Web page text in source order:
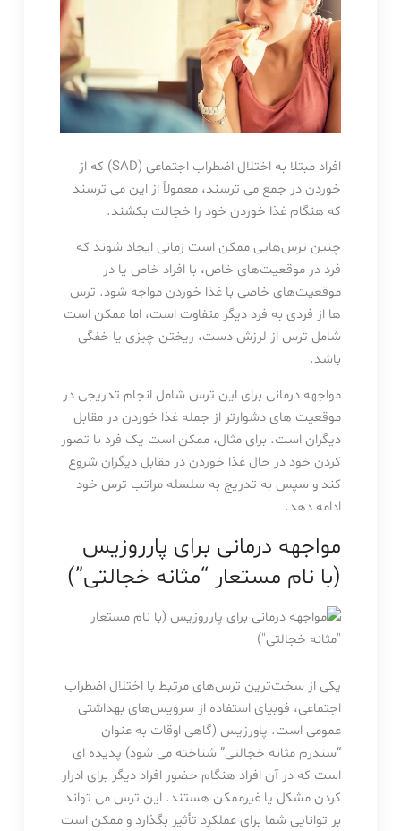
افراد مبتلا به اختلال اضطراب اجتماعی (SAD) که از
خوردن در جمع می ترسند، معمولاً از این می ترسند
که هنگام غذا خوردن خود را خجالت بکشند.
چنین ترس‌هایی ممکن است زمانی ایجاد شوند که
فرد در موقعیت‌های خاص، با افراد خاص یا در
موقعیت‌های خاصی با غذا خوردن مواجه شود. ترس
ها از فردی به فرد دیگر متفاوت است، اما ممکن است
شامل ترس از لرزش دست، ریختن چیزی یا خفگی
باشد.
مواجهه درمانی برای این ترس شامل انجام تدریجی در
موقعیت های دشوارتر از جمله غذا خوردن در مقابل
دیگران است. برای مثال، ممکن است یک فرد با تصور
کردن خود در حال غذا خوردن در مقابل دیگران شروع
کند و سپس به تدریج به سلسله مراتب ترس خود
ادامه دهد.
مواجهه درمانی برای پارروزیس
(با نام مستعار “مثانه خجالتی”)
یکی از سخت‌ترین ترس‌های مرتبط با اختلال اضطراب
اجتماعی، فوبیای استفاده از سرویس‌های بهداشتی
عمومی است. پاورزیس (گاهی اوقات به عنوان
“سندرم مثانه خجالتی” شناخته می شود) پدیده ای
است که در آن افراد هنگام حضور افراد دیگر برای ادرار
کردن مشکل یا غیرممکن هستند. این ترس می تواند
بر توانایی شما برای عملکرد تأثیر بگذارد و ممکن است